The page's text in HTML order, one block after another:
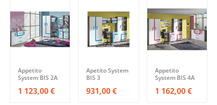
Appetito
System BIS 2A
1 123,00 €
Apetito System
BIS 3
931,00 €
Appetito
System BIS 4A
1 162,00 €